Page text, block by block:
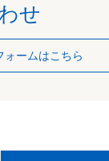
せ
ォームはこちら